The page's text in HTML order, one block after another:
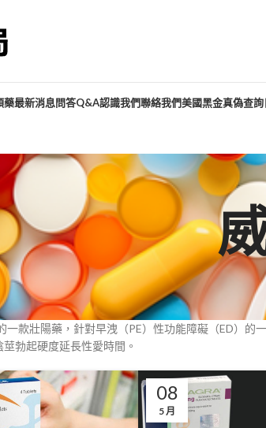
藥最新消息問答Q&A認識我們聯絡我們美國黑金真偽查詢
款壯陽藥，針對早洩（PE）性功能障礙（ED）
勃起硬度延長性愛時間。
08
5 月